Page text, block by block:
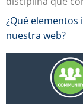
¿Qué elementos
nuestra web?